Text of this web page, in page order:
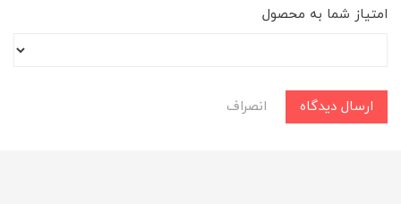
امتیاز شما به محصول
ارسال دیدگاه انصراف